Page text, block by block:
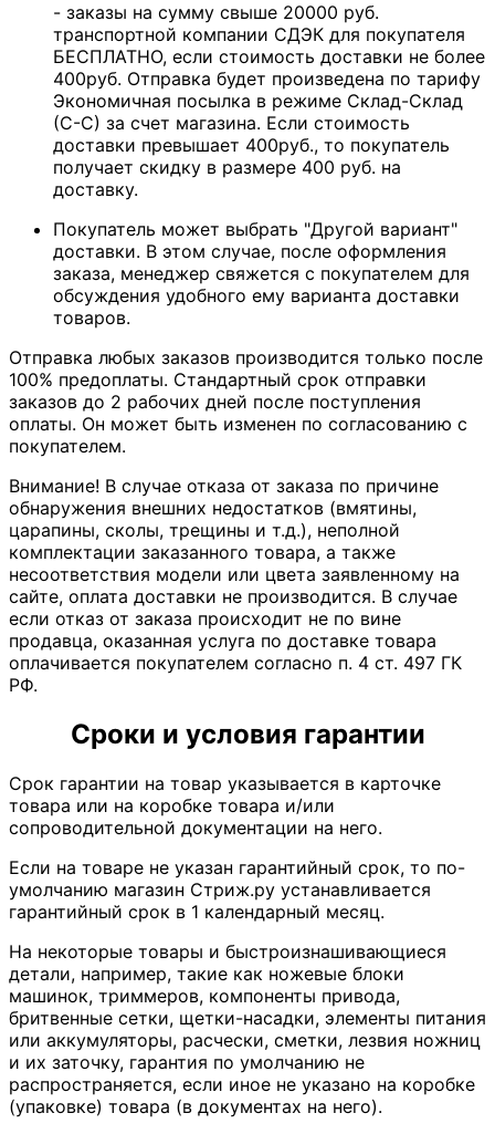
- заказы на сумму свыше 20000 руб.
транспортной компании СДЭК для покупателя
БЕСПЛАТНО, если стоимость доставки не более
400руб. Отправка будет произведена по тарифу
Экономичная посылка в режиме Склад-Склад
(С-С) за счет магазина. Если стоимость
доставки превышает 400руб., то покупатель
получает скидку в размере 400 руб. на
доставку.
Покупатель может выбрать "Другой вариант"
доставки. В этом случае, после оформления
заказа, менеджер свяжется с покупателем для
обсуждения удобного ему варианта доставки
товаров.
Отправка любых заказов производится только после
100% предоплаты. Стандартный срок отправки
заказов до 2 рабочих дней после поступления
оплаты. Он может быть изменен по согласованию с
покупателем.
Внимание! В случае отказа от заказа по причине
обнаружения внешних недостатков (вмятины,
царапины, сколы, трещины и т.д.), неполной
комплектации заказанного товара, а также
несоответствия модели или цвета заявленному на
сайте, оплата доставки не производится. В случае
если отказ от заказа происходит не по вине
продавца, оказанная услуга по доставке товара
оплачивается покупателем согласно п. 4 ст. 497 ГК
РФ.
Сроки и условия гарантии
Срок гарантии на товар указывается в карточке
товара или на коробке товара и/или
сопроводительной документации на него.
Если на товаре не указан гарантийный срок, то по-
умолчанию магазин Стриж.ру устанавливается
гарантийный срок в 1 календарный месяц.
На некоторые товары и быстроизнашивающиеся
детали, например, такие как ножевые блоки
машинок, триммеров, компоненты привода,
бритвенные сетки, щетки-насадки, элементы питания
или аккумуляторы, расчески, сметки, лезвия ножниц
и их заточку, гарантия по умолчанию не
распространяется, если иное не указано на коробке
(упаковке) товара (в документах на него).